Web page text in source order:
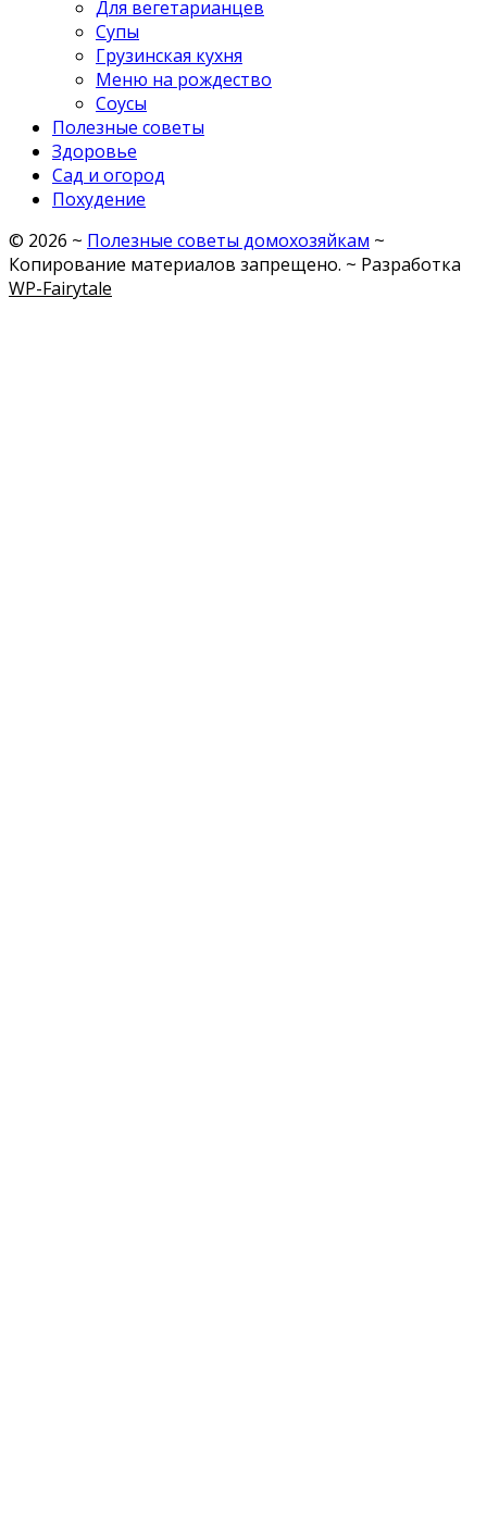
Для вегетарианцев
Супы
Грузинская кухня
Меню на рождество
Соусы
Полезные советы
Здоровье
Сад и огород
Похудение
© 2026 ~ Полезные советы домохозяйкам ~
Копирование материалов запрещено. ~ Разработка
WP-Fairytale